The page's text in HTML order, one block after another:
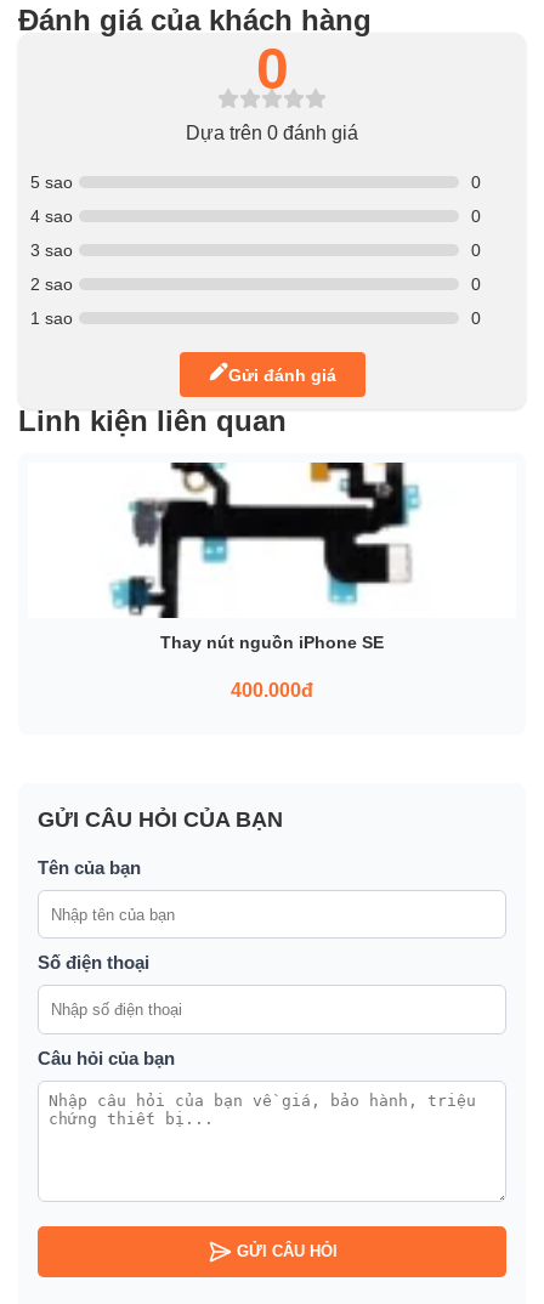
Đánh giá của khách hàng
0
Dựa trên 0 đánh giá
5 sao
0
4 sao
0
3 sao
0
2 sao
0
1 sao
0
Gửi đánh giá
Linh kiện liên quan
Thay nút nguồn iPhone SE
400.000đ
GỬI CÂU HỎI CỦA BẠN
Tên của bạn
Số điện thoại
Câu hỏi của bạn
GỬI CÂU HỎI